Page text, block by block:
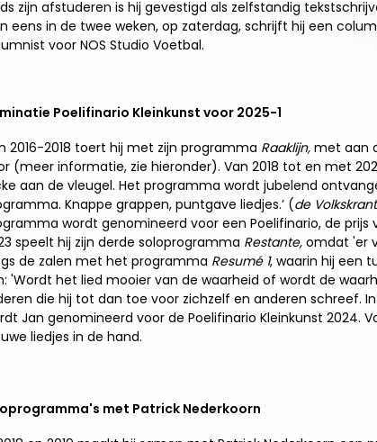
zijn afstuderen is hij gevestigd als zelfstandig
eens in de twee weken, op zaterdag, schrijft hij een
voor NOS Studio Voetbal.
Poelifinario Kleinkunst voor 2025-1
2016-2018 toert hij met zijn programma Raaklijn, met aan
(meer informatie, zie hieronder). Van 2018 tot en met
aan de vleugel. Het programma wordt jubelend
Knappe grappen, puntgave liedjes.’ (de Volkskrant
wordt genomineerd voor een Poelifinario, de
speelt hij zijn derde soloprogramma Restante, omdat 'er
de zalen met het programma Resumé 1, waarin hij een
'Wordt het lied mooier van de waarheid of wordt de
die hij tot dan toe voor zichzelf en anderen schreef.
Jan genomineerd voor de Poelifinario Kleinkunst 2024.
liedjes in de hand.
met Patrick Nederkoorn